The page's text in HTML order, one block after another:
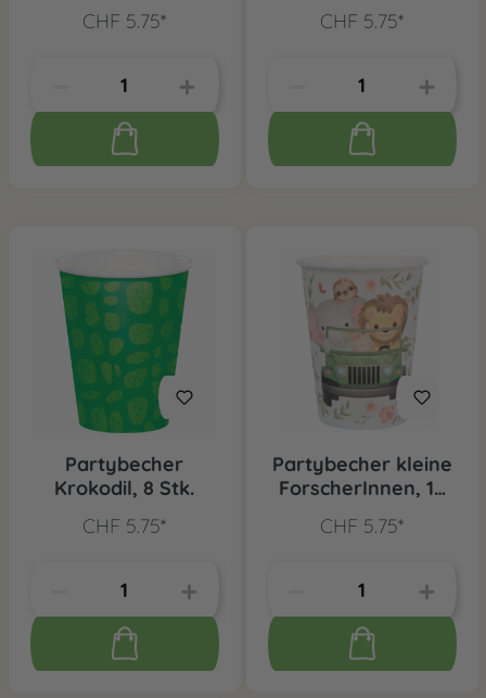
CHF 5.75* CHF 5.75*
Partybecher
Krokodil, 8 Stk.
CHF 5.75*
Partybecher kleine
ForscherInnen, 10
CHF 5.75*